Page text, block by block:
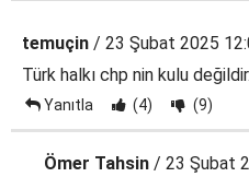
temuçin / 23 Şubat 2025
Türk halkı chp nin kulu değildir.
Yanıtla (4) (9)
Ömer Tahsin / 23 Şubat